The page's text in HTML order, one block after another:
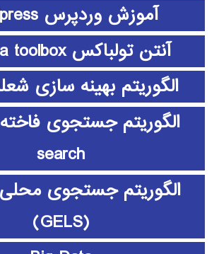
آموزش وردپرس wordpress
آنتن تولباکس antenna toolbox
الگوریتم بهینه سازی
search
الگوریتم جستجوی
(GELS)